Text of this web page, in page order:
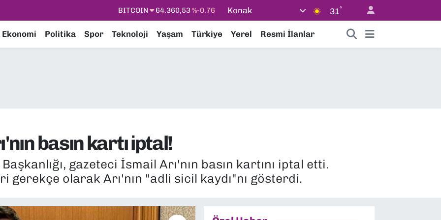
DOLAR 47,7069%0.17
STERLİN
64,1897%0.02
Konak 31°
Ekonomi Politika Spor Teknoloji Yaşam Türkiye Yerel Resmi İlanlar
basın kartı iptal!
gazeteci İsmail Arı'nın basın kartını iptal etti.
gerekçe olarak Arı'nın "adli sicil kaydı"nı gösterdi.